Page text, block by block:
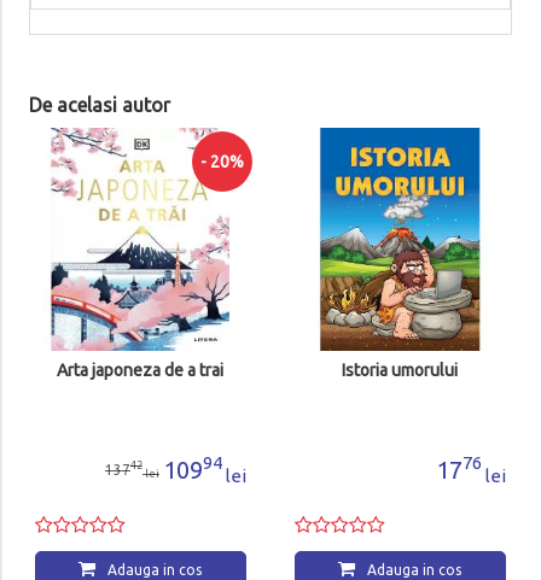
De acelasi autor
- 20%
Arta japoneza de a trai
13742
lei 10994
lei
Adauga in cos
Istoria umorului
1776
lei
Adauga in cos